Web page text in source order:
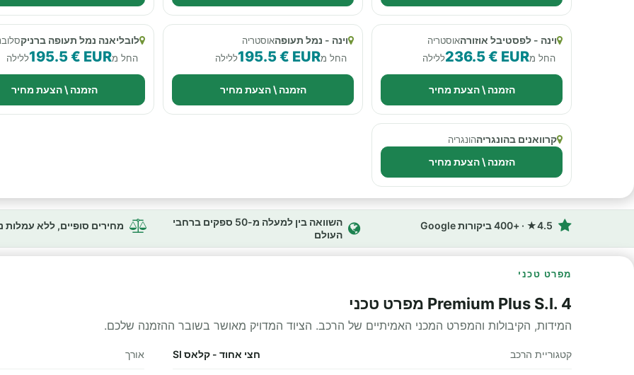
וינה - לפסטיבל אוזורהאוסטריה
החל מ236.5 € EURללילה
הזמנה \ הצעת מחיר
וינה - נמל תעופהאוסטריה
החל מ195.5 € EURללילה
הזמנה \ הצעת מחיר
לובליאנה נמל תעופה ברניק
החל מ195.5 € EURללילה
הזמנה \ הצעת מחיר
קרוואנים בהונגריההונגריה
הזמנה \ הצעת מחיר
4.5★ · +400 ביקורות Google
השוואה בין למעלה מ-50 ספקים ברחבי
העולם
מחירים סופיים, ללא עמלות
מפרט טכני
Premium Plus S.I. 4 מפרט טכני
המידות, הקיבולות והמפרט המכני האמיתיים של הרכב. הציוד המדויק מאושר בשובר ההזמנה שלכם.
קטגוריית הרכב חצי אחוד - קלאס SI אורך